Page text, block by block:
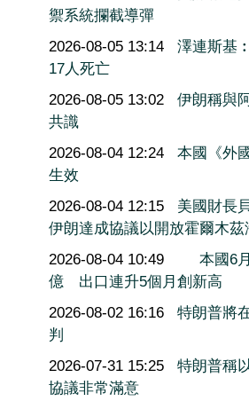
禦系統攔截導彈
2026-08-05 13:14
澤連斯基
17人死亡
2026-08-05 13:02
伊朗稱與
共識
2026-08-04 12:24
本國《外
生效
2026-08-04 12:15
美國財長
伊朗達成協議以開放霍爾木茲
2026-08-04 10:49
本國6
億 出口連升5個月創新高
2026-08-02 16:16
特朗普將
判
2026-07-31 15:25
特朗普稱
協議非常滿意